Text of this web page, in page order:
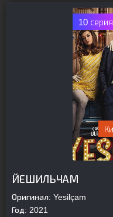
10 серия
ЙЕШИЛЬЧАМ
Оригинал: Yesilçam
Год: 2021